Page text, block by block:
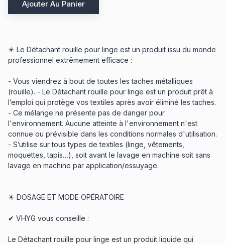
Ajouter Au Panier
☀ Le Détachant rouille pour linge est un produit issu du monde
professionnel extrêmement efficace :
- Vous viendrez à bout de toutes les taches métalliques
(rouille). - Le Détachant rouille pour linge est un produit prêt à
l’emploi qui protège vos textiles après avoir éliminé les taches.
- Ce mélange ne présente pas de danger pour
l'environnement. Aucune atteinte à l'environnement n'est
connue ou prévisible dans les conditions normales d'utilisation.
- S’utilise sur tous types de textiles (linge, vêtements,
moquettes, tapis…), soit avant le lavage en machine soit sans
lavage en machine par application/essuyage.
☀ DOSAGE ET MODE OPÉRATOIRE
✔ VHYG vous conseille :
Le Détachant rouille pour linge est un produit liquide qui